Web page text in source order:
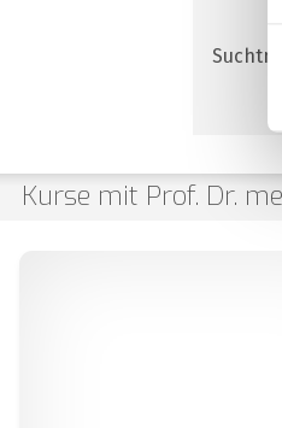
Kurse mit Prof. Dr.